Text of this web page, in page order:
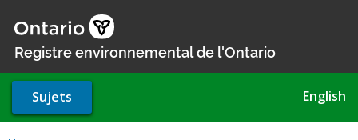
au
contenu
Registre environnemental de l'Ontario
Sujets English